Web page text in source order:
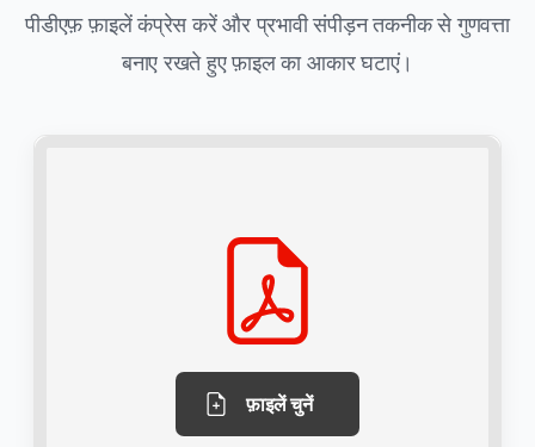
पीडीएफ़ फ़ाइलें कंप्रेस करें और प्रभावी संपीड़न तकनीक से गुणवत्ता
बनाए रखते हुए फ़ाइल का आकार घटाएं।
फ़ाइलें चुनें